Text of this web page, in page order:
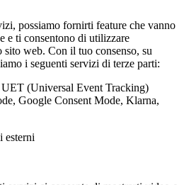
possiamo fornirti feature che vanno
e ti consentono di utilizzare
sito web. Con il tuo consenso, su
i seguenti servizi di terze parti:
(Universal Event Tracking)
Google Consent Mode, Klarna,
esterni